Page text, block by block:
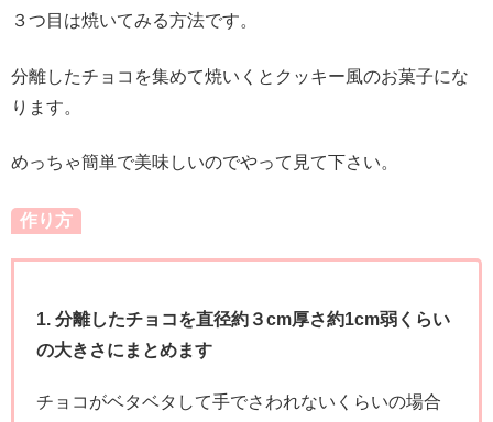
３つ目は焼いてみる方法です。
分離したチョコを集めて焼いくとクッキー風のお菓子にな
ります。
めっちゃ簡単で美味しいのでやって見て下さい。
作り方
1. 分離したチョコを直径約３cm厚さ約1cm弱くらい
の大きさにまとめます
チョコがベタベタして手でさわれないくらいの場合